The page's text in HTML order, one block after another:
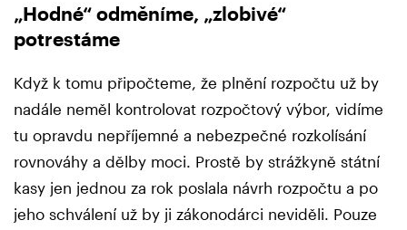
„Hodné“ odměníme, „zlobivé“
potrestáme
Když k tomu připočteme, že plnění rozpočtu už by
nadále neměl kontrolovat rozpočtový výbor, vidíme
tu opravdu nepříjemné a nebezpečné rozkolísání
rovnováhy a dělby moci. Prostě by strážkyně státní
kasy jen jednou za rok poslala návrh rozpočtu a po
jeho schválení už by ji zákonodárci neviděli. Pouze